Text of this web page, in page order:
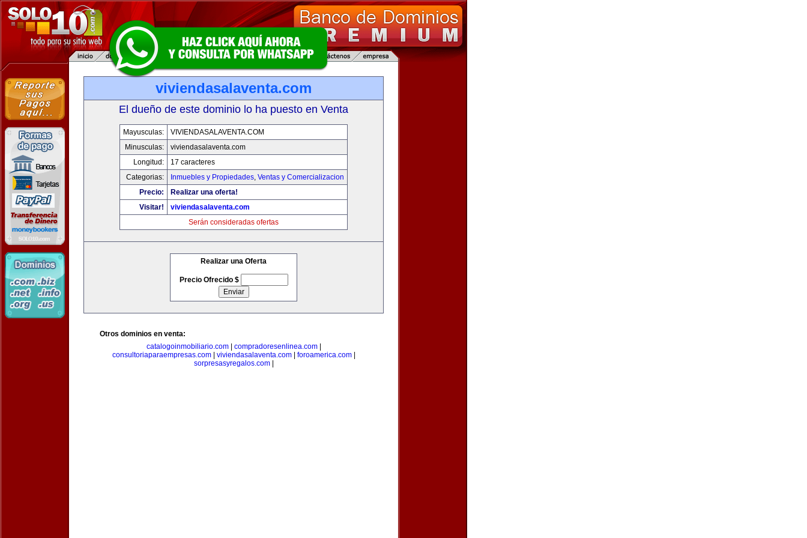
viviendasalaventa.com
El dueño de este dominio lo ha puesto en Venta
Mayusculas:
VIVIENDASALAVENTA.COM
Minusculas:
viviendasalaventa.com
Longitud:
17 caracteres
Categorias:
Inmuebles y Propiedades, Ventas y Comercializacion
Precio:
Realizar una oferta!
Visitar!
viviendasalaventa.com
Serán consideradas ofertas
Realizar una Oferta
Precio Ofrecido $
Otros dominios en venta:
catalogoinmobiliario.com| compradoresenlinea.com|
consultoriaparaempresas.com| viviendasalaventa.com| foroamerica.com|
sorpresasyregalos.com|